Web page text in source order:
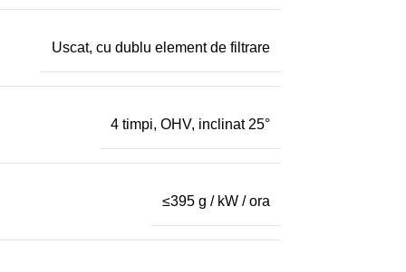
Uscat, cu dublu element de filtrare
4 timpi, OHV, inclinat 25°
≤395 g / kW / ora